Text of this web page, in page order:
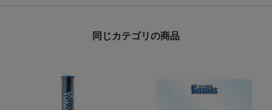
同じカテゴリの商品